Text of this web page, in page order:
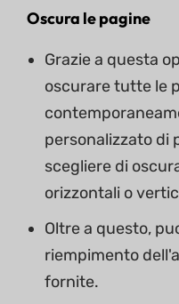
Oscura le pagine
Grazie a questa
oscurare tutte le
personalizzato di
scegliere di
orizzontali o
Oltre a questo,
riempimento
fornite.